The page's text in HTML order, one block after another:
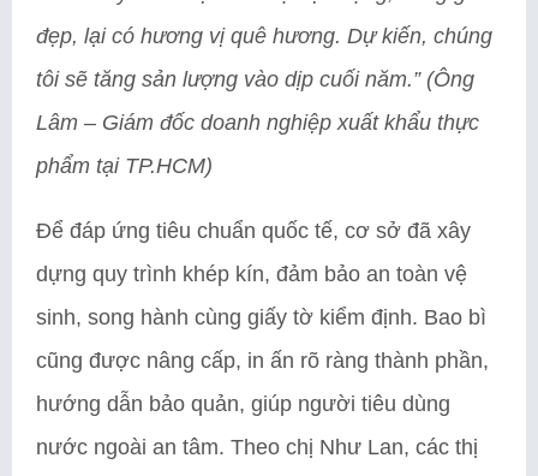
đẹp, lại có hương vị quê hương. Dự kiến, chúng
tôi sẽ tăng sản lượng vào dịp cuối năm.” (Ông
Lâm – Giám đốc doanh nghiệp xuất khẩu thực
phẩm tại TP.HCM)
Để đáp ứng tiêu chuẩn quốc tế, cơ sở đã xây
dựng quy trình khép kín, đảm bảo an toàn vệ
sinh, song hành cùng giấy tờ kiểm định. Bao bì
cũng được nâng cấp, in ấn rõ ràng thành phần,
hướng dẫn bảo quản, giúp người tiêu dùng
nước ngoài an tâm. Theo chị Như Lan, các thị